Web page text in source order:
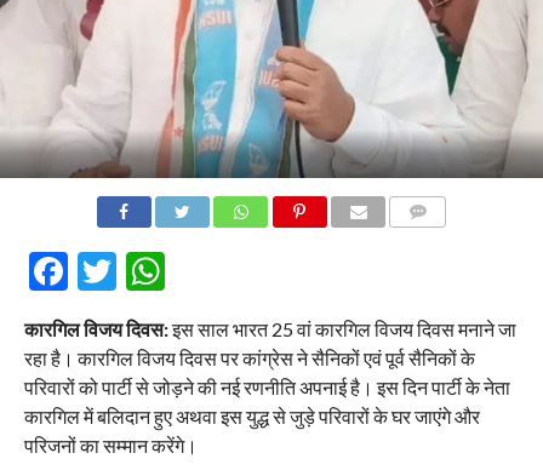
Facebook
Twitter
WhatsApp
कारगिल विजय दिवस:इस साल भारत 25 वां कारगिल विजय दिवस मनाने जा
रहा है। कारगिल विजय दिवस पर कांग्रेस ने सैनिकों एवं पूर्व सैनिकों के
परिवारों को पार्टी से जोड़ने की नई रणनीति अपनाई है। इस दिन पार्टी के नेता
कारगिल में बलिदान हुए अथवा इस युद्ध से जुड़े परिवारों के घर जाएंगे और
परिजनों का सम्मान करेंगे।